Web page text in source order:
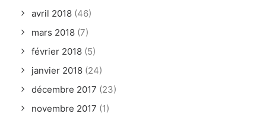
avril 2018 (46)
mars 2018 (7)
février 2018 (5)
janvier 2018 (24)
décembre 2017 (23)
novembre 2017 (1)